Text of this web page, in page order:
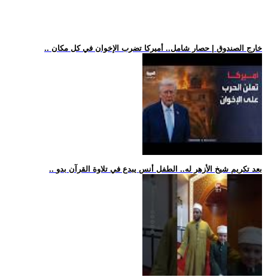
.. خارج الصندوق | حصار شامل.. أميركا تضرب الإخوان في كل مكان
.. بعد تكريم شيخ الأزهر له.. الطفل أنس يبدع في تلاوة القرآن بدو